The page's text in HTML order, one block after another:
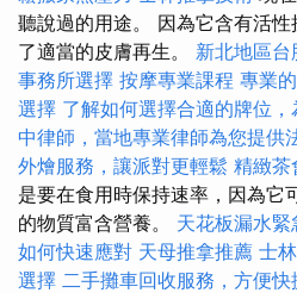
聽說過的用途。 因為它含有活
了適當的皮膚再生。 新北地區
事務所選擇 按摩專業課程 專業
選擇 了解如何選擇合適的牌位
中律師，當地專業律師為您提供
外燴服務，讓派對更輕鬆 精緻茶
是要在食用時保持速率，因為它
的物質富含營養。 天花板漏水緊
如何快速應對 天母推拿推薦 士
選擇 二手攤車回收服務，方便